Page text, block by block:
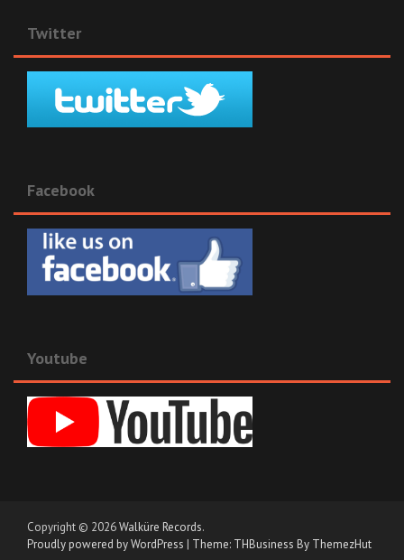
Twitter
Facebook
Youtube
Copyright © 2026Walküre Records.
Proudly powered by WordPress | Theme: THBusiness By ThemezHut